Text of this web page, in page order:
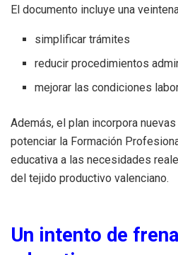
El documento incluye una
simplificar trámites
reducir procedimientos
mejorar las condiciones
Además, el plan incorpora
potenciar la Formación
educativa a las necesidades
del tejido productivo valenciano.
Un intento de